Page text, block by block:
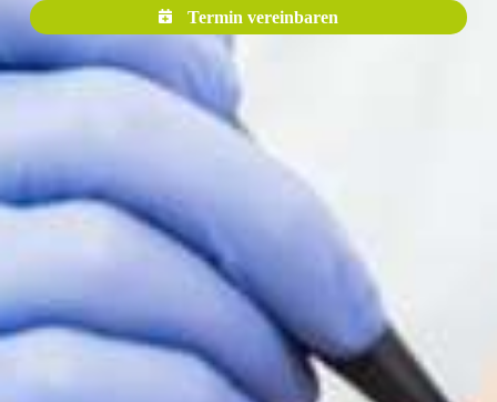
Termin vereinbaren